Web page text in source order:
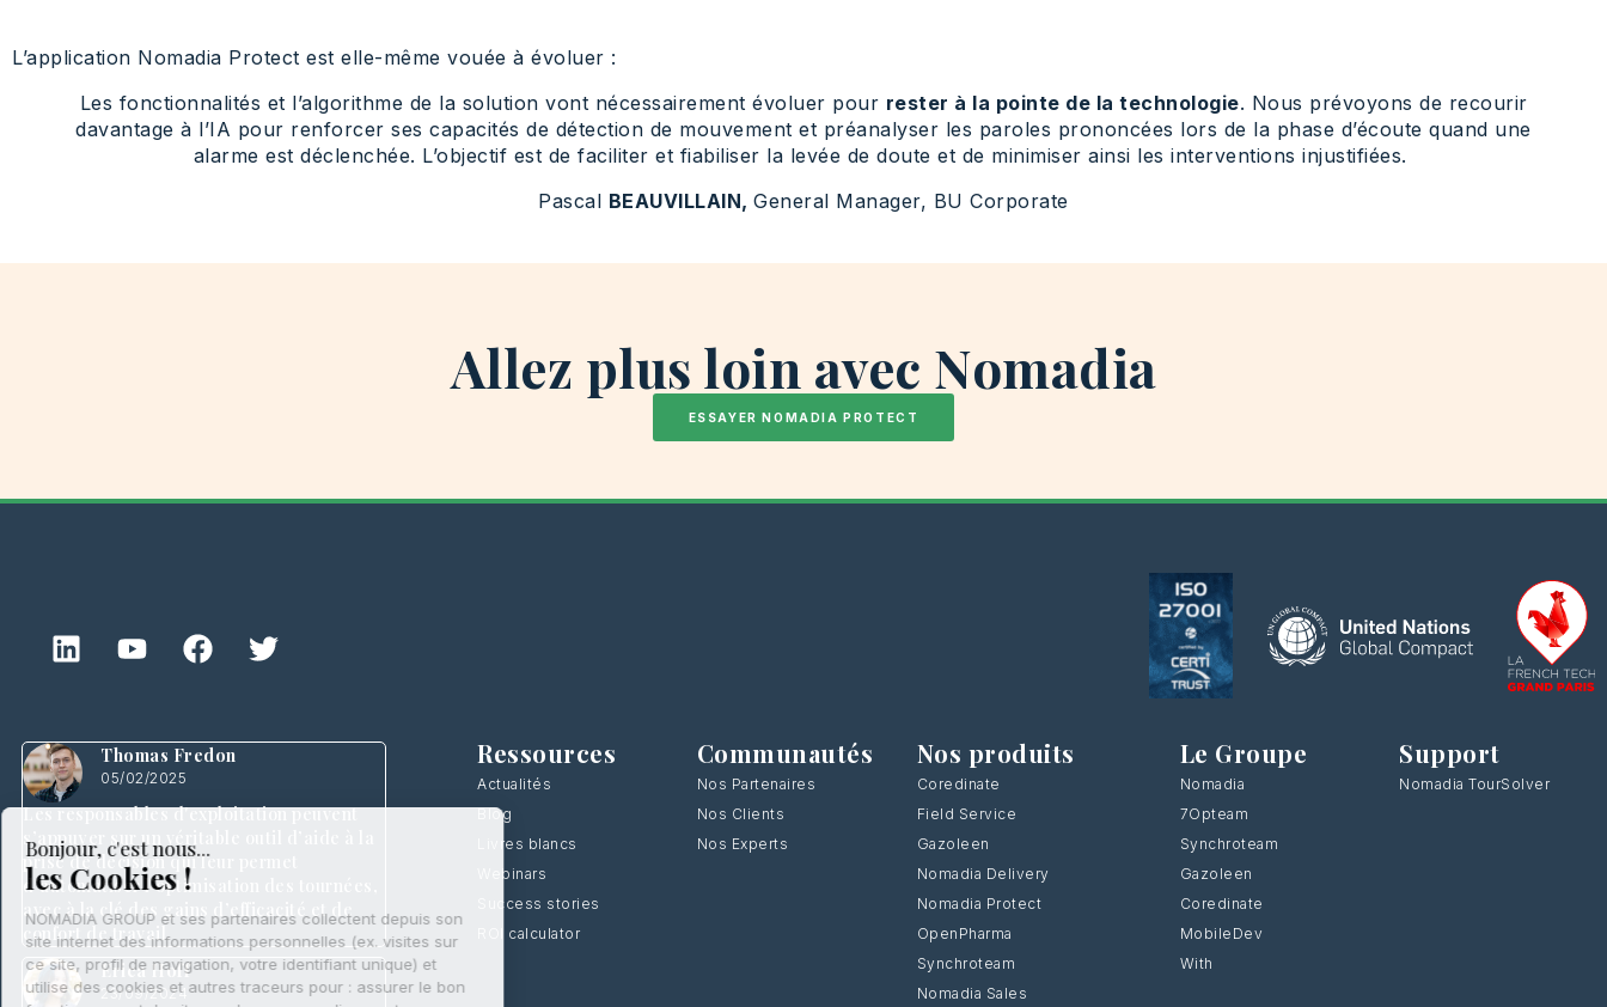
L’application Nomadia Protect est elle-même vouée à évoluer :
Les fonctionnalités et l’algorithme de la solution vont nécessairement évoluer pour rester à la pointe de la technologie. Nous prévoyons de recourir
davantage à l’IA pour renforcer ses capacités de détection de mouvement et préanalyser les paroles prononcées lors de la phase d’écoute quand une
alarme est déclenchée. L’objectif est de faciliter et fiabiliser la levée de doute et de minimiser ainsi les interventions injustifiées.
Pascal BEAUVILLAIN,General Manager, BU Corporate
Allez plus loin avec Nomadia
ESSAYER NOMADIA PROTECT
Thomas Fredon
05/02/2025
Les responsables d'exploitation peuvent
s’appuyer sur un véritable outil d’aide à la
prise de décision qui leur permet
d’automatiser l’optimisation des tournées,
avec à la clé des gains d’efficacité et de
confort de travail.
Erica Hoff
23/09/2024
Ressources
Actualités
Blog
Livres blancs
Webinars
Success stories
ROI calculator
Communautés
Nos Partenaires
Nos Clients
Nos Experts
Nos produits
Coredinate
Field Service
Gazoleen
Nomadia Delivery
Nomadia Protect
OpenPharma
Synchroteam
Nomadia Sales
Le Groupe
Nomadia
7Opteam
Synchroteam
Gazoleen
Coredinate
MobileDev
With
Support
Nomadia TourSolver